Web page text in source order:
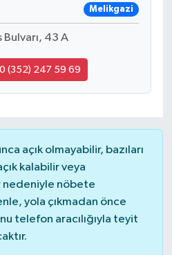
Melikgazi
Bulvarı, 43 A
0 (352) 247 59 69
açık olmayabilir, bazıları
kalabilir veya
nedeniyle nöbete
yola çıkmadan önce
telefon aracılığıyla teyit